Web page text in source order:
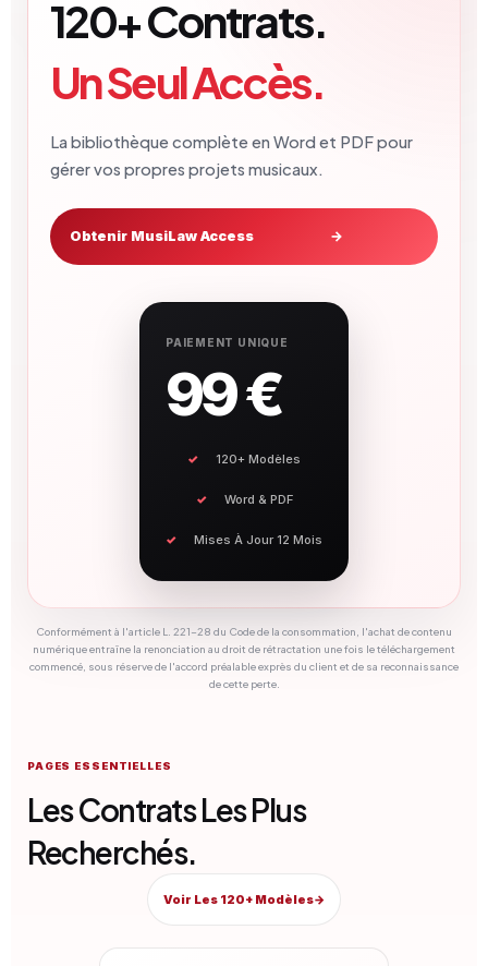
120+ Contrats.
Un Seul Accès.
La bibliothèque complète en Word et PDF pour
gérer vos propres projets musicaux.
Obtenir MusiLaw Access →
PAIEMENT UNIQUE
99 €
120+ Modèles
Word & PDF
Mises À Jour 12 Mois
Conformément à l'article L. 221-28 du Code de la consommation, l'achat de contenu
numérique entraîne la renonciation au droit de rétractation une fois le téléchargement
commencé, sous réserve de l'accord préalable exprès du client et de sa reconnaissance
de cette perte.
PAGES ESSENTIELLES
Les Contrats Les Plus
Recherchés.
Voir Les 120+ Modèles→